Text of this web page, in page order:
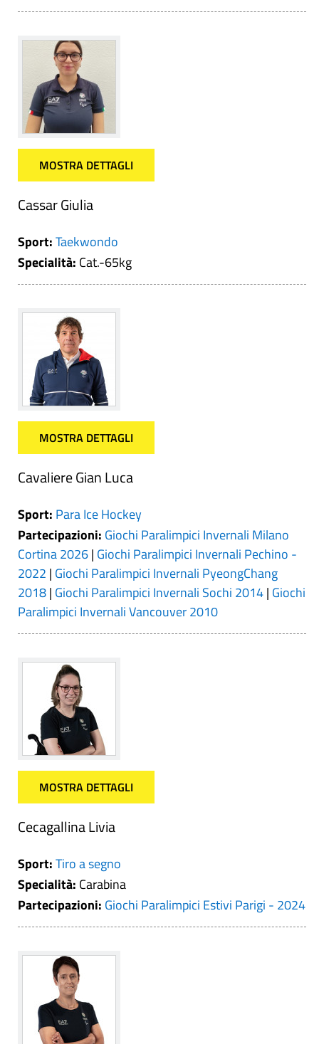
MOSTRA DETTAGLI
Cassar Giulia
Sport:Taekwondo
Specialità: Cat.-65kg
MOSTRA DETTAGLI
Cavaliere Gian Luca
Sport: Para Ice Hockey
Partecipazioni: Giochi Paralimpici Invernali Milano
Cortina 2026| Giochi Paralimpici Invernali Pechino -
2022 | Giochi Paralimpici Invernali PyeongChang
2018| Giochi Paralimpici Invernali Sochi 2014| Giochi
Paralimpici Invernali Vancouver 2010
MOSTRA DETTAGLI
Cecagallina Livia
Sport:Tiro a segno
Specialità: Carabina
Partecipazioni: Giochi Paralimpici Estivi Parigi - 2024